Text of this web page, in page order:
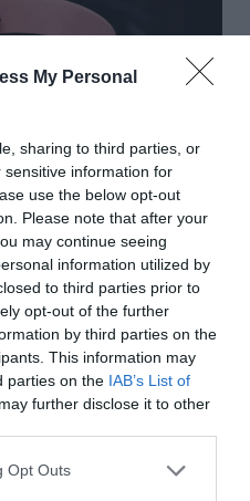
My Personal
sharing to third parties, or
information for
use the below opt-out
Please note that after your
may continue seeing
information utilized by
to third parties prior to
opt-out of the further
by third parties on the
This information may
parties on the IAB’s List of
further disclose it to other
uses one or more Google
Opt Outs
Twitter Pinterest
Markle,Erzsébet
Következő bejegyzés